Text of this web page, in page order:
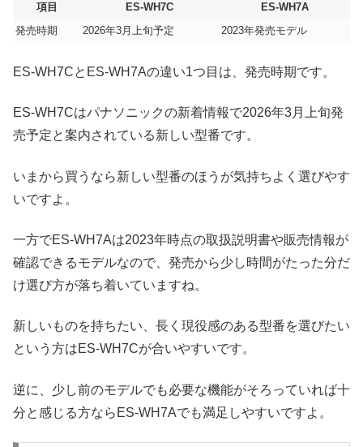
項目 ES-WH7C
ES-WH7A
発売時期
2026年3月上旬予定 2023年発売モデル
ES-WH7CとES-WH7Aの違い1つ目は、発売時期です。
ES-WH7Cはパナソニックの新着情報で2026年3月上旬発
売予定と案内されている新しい型番です。
いまから買うなら新しい型番のほうが気持ちよく選びやす
いですよ。
一方でES-WH7Aは2023年時点の取扱説明書や販売情報が
確認できるモデルなので、発売から少し時間がたった分だ
け選び方が落ち着いていますね。
新しいものを持ちたい、長く現役感のある型番を選びたい
という方はES-WH7Cが合いやすいです。
逆に、少し前のモデルでも必要な機能がそろっていれば十
分と感じる方ならES-WH7Aでも満足しやすいですよ。